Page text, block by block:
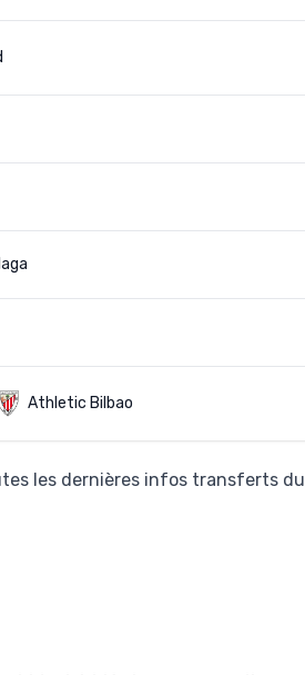
Athletic Bilbao
les dernières infos transferts